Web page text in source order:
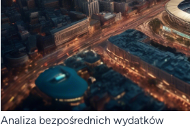
Analiza bezpośrednich wydatków